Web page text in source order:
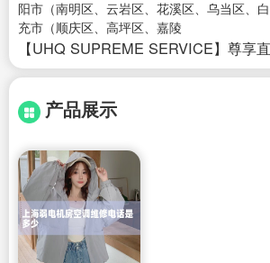
阳市（南明区、云岩区、花溪区、乌当区、
充市（顺庆区、高坪区、嘉陵
【UHQ SUPREME SERVICE】尊享
产品展示